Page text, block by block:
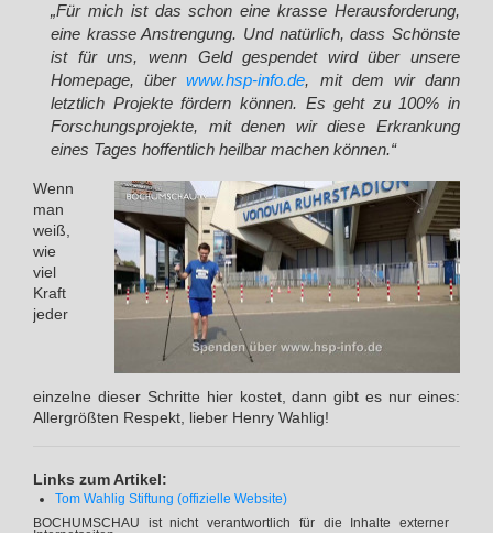
„Für mich ist das schon eine krasse Herausforderung,
eine krasse Anstrengung. Und natürlich, dass Schönste
ist für uns, wenn Geld gespendet wird über unsere
Homepage, überwww.hsp-info.de, mit dem wir dann
letztlich Projekte fördern können. Es geht zu 100% in
Forschungsprojekte, mit denen wir diese Erkrankung
eines Tages hoffentlich heilbar machen können.“
Wenn
man
weiß,
wie
viel
Kraft
jeder
einzelne dieser Schritte hier kostet, dann gibt es nur eines:
Allergrößten Respekt, lieber Henry Wahlig!
Links zum Artikel:
Tom Wahlig Stiftung (offizielle Website)
BOCHUMSCHAU ist nicht verantwortlich für die Inhalte externer